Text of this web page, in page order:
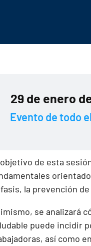
29 de enero
Evento de todo
de esta
la prevención
se analizará
puede incidir
así como